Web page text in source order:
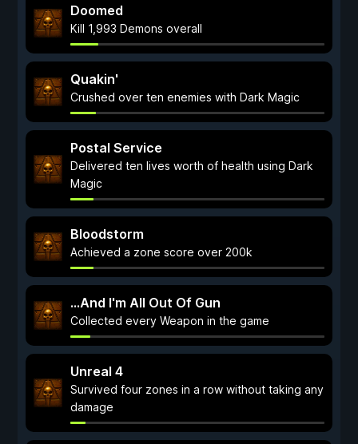
Doomed
Kill 1,993 Demons overall
Quakin'
Crushed over ten enemies with Dark Magic
Postal Service
Delivered ten lives worth of health using Dark
Magic
Bloodstorm
Achieved a zone score over 200k
...And I'm All Out Of Gun
Collected every Weapon in the game
Unreal 4
Survived four zones in a row without taking any
damage